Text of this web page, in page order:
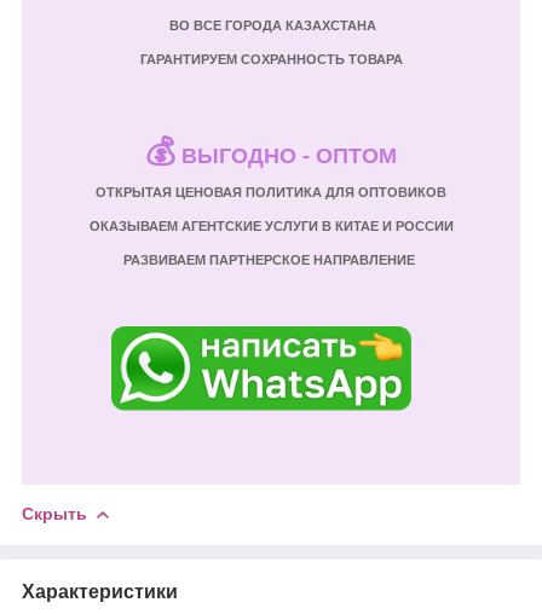
ВО ВСЕ ГОРОДА КАЗАХСТАНА
ГАРАНТИРУЕМ СОХРАННОСТЬ ТОВАРА
💰 ВЫГОДНО - ОПТОМ
ОТКРЫТАЯ ЦЕНОВАЯ ПОЛИТИКА ДЛЯ ОПТОВИКОВ
ОКАЗЫВАЕМ АГЕНТСКИЕ УСЛУГИ В КИТАЕ И РОССИИ
РАЗВИВАЕМ ПАРТНЕРСКОЕ НАПРАВЛЕНИЕ
Скрыть
Характеристики